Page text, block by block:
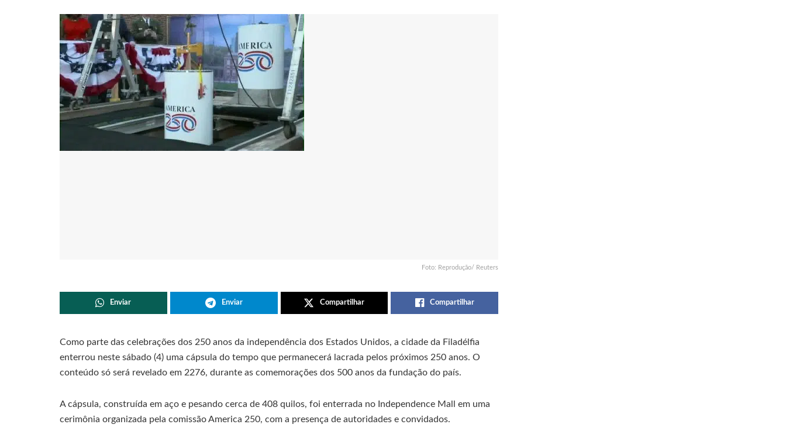
Foto: Reprodução/ Reuters
Enviar Enviar Compartilhar Compartilhar
Como parte das celebrações dos 250 anos da independência dos Estados Unidos, a cidade da Filadélfia
enterrou neste sábado (4) uma cápsula do tempo que permanecerá lacrada pelos próximos 250 anos. O
conteúdo só será revelado em 2276, durante as comemorações dos 500 anos da fundação do país.
A cápsula, construída em aço e pesando cerca de 408 quilos, foi enterrada no Independence Mall em uma
cerimônia organizada pela comissão America 250, com a presença de autoridades e convidados.